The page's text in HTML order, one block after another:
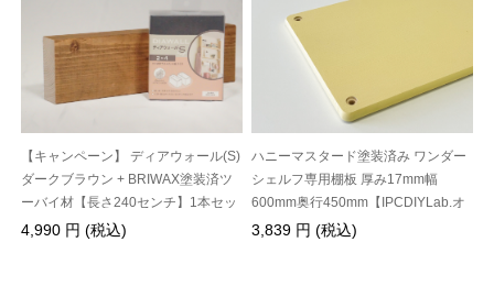
【キャンペーン】 ディアウォール(S)
ダークブラウン + BRIWAX塗装済ツ
ーバイ材【長さ240センチ】1本セッ
ト
4,990 円 (税込)
ハニーマスタード塗装済み ワンダー
シェルフ専用棚板 厚み17mm幅
600mm奥行450mm【IPCDIYLab.オ
リジナル】
3,839 円 (税込)